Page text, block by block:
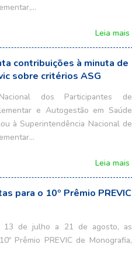
Leia mais
contribuições à minuta de
sobre critérios ASG
dos Participantes de
e Autogestão em Saúde
à Superintendência Nacional de
Leia mais
para o 10º Prêmio PREVIC
13 de julho a 21 de agosto, as
Prêmio PREVIC de Monografia,